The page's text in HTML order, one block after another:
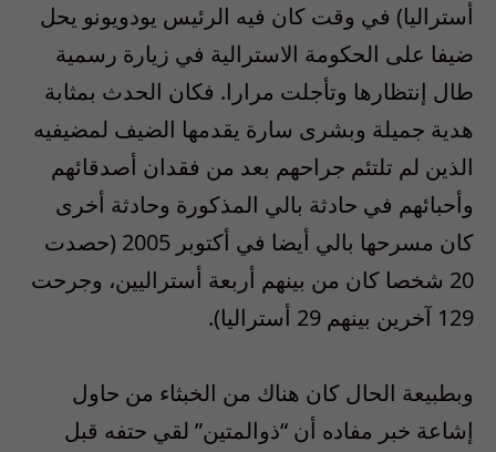
أستراليا) في وقت كان فيه الرئيس يودويونو يحل
ضيفا على الحكومة الاسترالية في زيارة رسمية
طال إنتظارها وتأجلت مرارا. فكان الحدث بمثابة
هدية جميلة وبشرى سارة يقدمها الضيف لمضيفيه
الذين لم تلتئم جراحهم بعد من فقدان أصدقائهم
وأحبائهم في حادثة بالي المذكورة وحادثة أخرى
كان مسرحها بالي أيضا في أكتوبر 2005 (حصدت
20 شخصا كان من بينهم أربعة أستراليين، وجرحت
129 آخرين بينهم 29 أستراليا).
وبطبيعة الحال كان هناك من الخبثاء من حاول
إشاعة خبر مفاده أن “ذوالمتين” لقي حتفه قبل